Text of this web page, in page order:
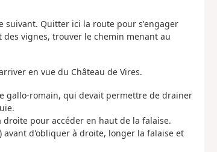
Quitter ici la route pour s'engager
vignes, trouver le chemin menant au
en vue du Château de Vires.
gallo-romain, qui devait permettre de drainer
pour accéder en haut de la falaise.
avant d'obliquer à droite, longer la falaise et